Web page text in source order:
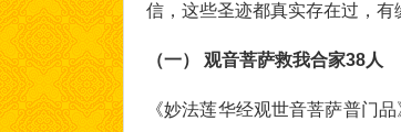
信，这些圣迹都真实存在过，有
（一） 观音菩萨救我合家38人
《妙法莲华经观世音菩萨普门